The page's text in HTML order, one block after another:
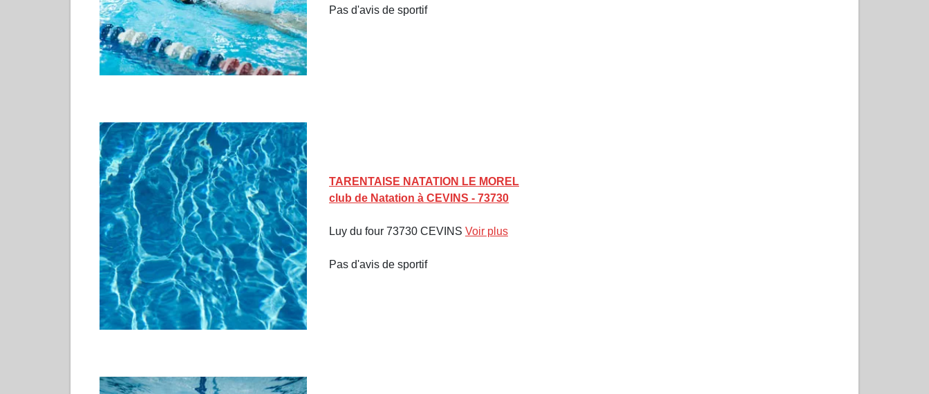
Pas d'avis de sportif
TARENTAISE NATATION LE MOREL
club de Natation à CEVINS - 73730
Luy du four 73730 CEVINS Voir plus
Pas d'avis de sportif